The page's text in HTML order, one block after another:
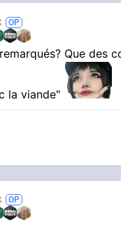
Que des
la viande"